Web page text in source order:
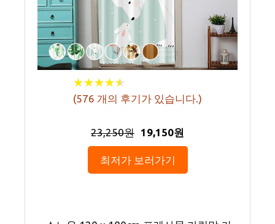
★★★★★
★★★★★
(576 개의 후기가 있습니다.)
23,250원 19,150원
최저가 보러가기